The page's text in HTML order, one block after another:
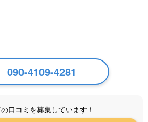
090-4109-4281
口コミを募集しています！